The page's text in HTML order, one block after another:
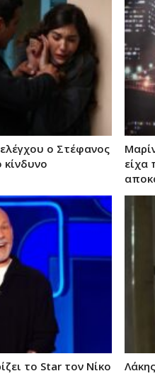
ο Στέφανος
είχα
το Star τον Νίκο